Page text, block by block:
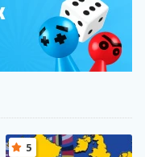
5